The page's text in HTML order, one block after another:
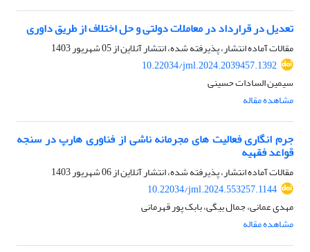
تعدیل در قرارداد در معاملات دولتی و حل اختلاف از طریق داوری
مقالات آماده انتشار، پذیرفته شده، انتشار آنلاین از05 شهریور 1403
10.22034/jml.2024.2039457.1392
سیمین السادات حسینی
مشاهده مقاله
جرم انگاری فعالیت های مجرمانه ناشی از فناوری هارپ در سنجه
قواعد فقهیه
مقالات آماده انتشار، پذیرفته شده، انتشار آنلاین از06 شهریور 1403
10.22034/jml.2024.553257.1144
مهدی عمانی، جمال بیگی، بابک پور قهرمانی
مشاهده مقاله